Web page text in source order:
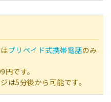
プリペイド式携帯電話のみ
です。
は5分後から可能です。